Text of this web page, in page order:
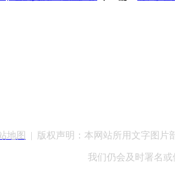
地图 | 版权声明：本网站所用文字图片
我们仍会及时署名